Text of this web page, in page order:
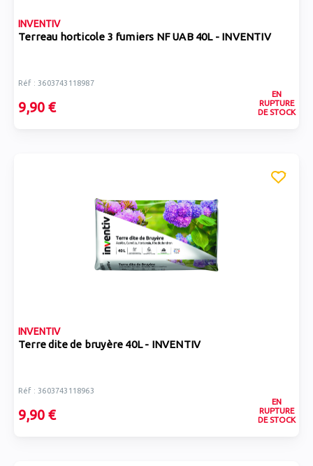
INVENTIV
Terreau horticole 3 fumiers NF UAB 40L - INVENTIV
Réf : 3603743118987
9,90 €
EN
RUPTURE
DE STOCK
INVENTIV
Terre dite de bruyère 40L - INVENTIV
Réf : 3603743118963
9,90 €
EN
RUPTURE
DE STOCK